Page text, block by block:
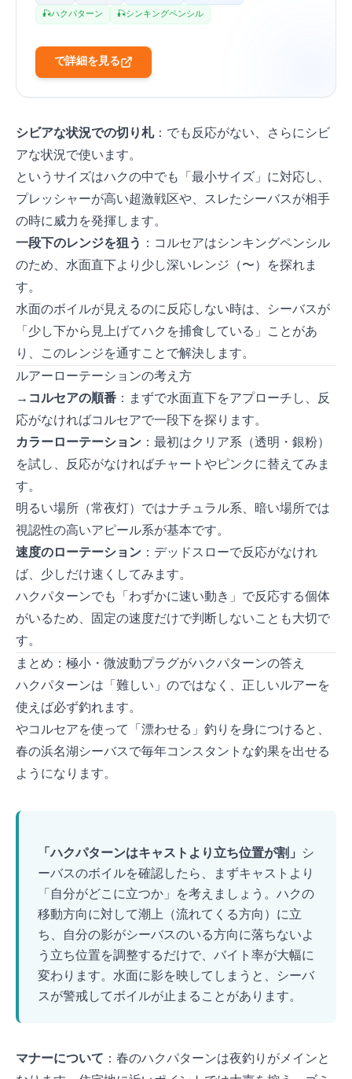
🎣 ハクパターン 🎣 シンキングペンシル
Amazonで詳細を見る
シビアな状況での切り札：Sasuke SF75でも反応がない、さらにシビ
アな状況で使います。
65mmというサイズはハクの中でも「最小サイズ」に対応し、
プレッシャーが高い超激戦区や、スレたシーバスが相手
の時に威力を発揮します。
一段下のレンジを狙う ：コルセア65はシンキングペンシル
のため、水面直下より少し深いレンジ（10〜30cm）を探れま
す。
水面のボイルが見えるのに反応しない時は、シーバスが
「少し下から見上げてハクを捕食している」ことがあ
り、このレンジを通すことで解決します。
ルアーローテーションの考え方
Sasuke SF75→コルセア65の順番 ：まずSasuke SF75で水面直下をアプローチし、反
応がなければコルセア65で一段下を探ります。
カラーローテーション ：最初はクリア系（透明・銀粉）
を試し、反応がなければチャートやピンクに替えてみま
す。
明るい場所（常夜灯）ではナチュラル系、暗い場所では
視認性の高いアピール系が基本です。
速度のローテーション ：デッドスローで反応がなけれ
ば、少しだけ速くしてみます。
ハクパターンでも「わずかに速い動き」で反応する個体
がいるため、固定の速度だけで判断しないことも大切で
す。
まとめ：極小・微波動プラグがハクパターンの答え
ハクパターンは「難しい」のではなく、正しいルアーを
使えば必ず釣れます。
Sasuke SF75やコルセア65を使って「漂わせる」釣りを身につけると、
春の浜名湖シーバスで毎年コンスタントな釣果を出せる
ようになります。
「ハクパターンはキャストより立ち位置が9割」
シ
ーバスのボイルを確認したら、まずキャストより
「自分がどこに立つか」を考えましょう。 ハクの
移動方向に対して潮上（流れてくる方向）に立
ち、自分の影がシーバスのいる方向に落ちないよ
う立ち位置を調整するだけで、バイト率が大幅に
変わります。 水面に影を映してしまうと、シーバ
スが警戒してボイルが止まることがあります。
マナーについて ：春のハクパターンは夜釣りがメインと